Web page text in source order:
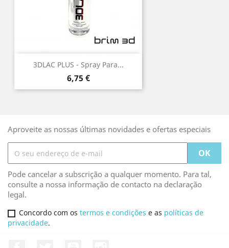
3DLAC PLUS - Spray Para...
Preço
6,75 €
Aproveite as nossas últimas novidades e ofertas especiais
Pode cancelar a subscrição a qualquer momento. Para tal,
consulte a nossa informação de contacto na declaração
legal.
Concordo com os termos e condições e as políticas de
privacidade.